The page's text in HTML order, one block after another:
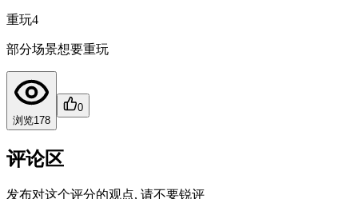
重玩4
部分场景想要重玩
浏览178
0
评论区
发布对这个评分的观点, 请不要锐评